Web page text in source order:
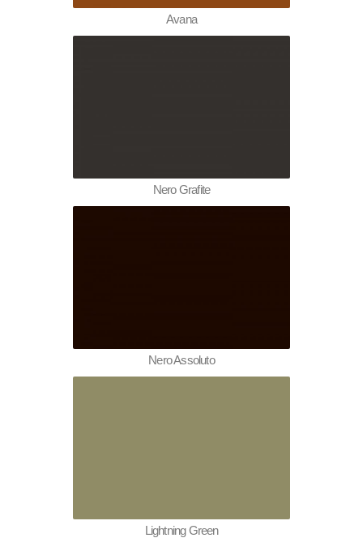
Avana
Nero Grafite
Nero Assoluto
Lightning Green